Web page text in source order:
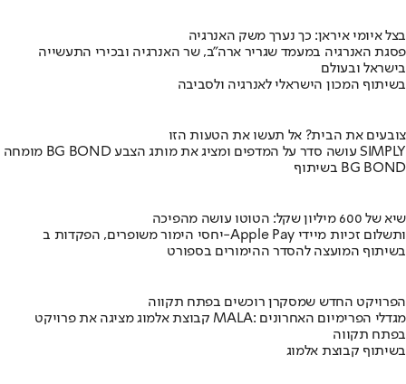
בצל איומי איראן: כך נערך משק האנרגיה
פסגת האנרגיה במעמד שגריר ארה"ב, שר האנרגיה ובכירי התעשייה
בישראל ובעולם
בשיתוף המכון הישראלי לאנרגיה ולסביבה
צובעים את הבית? אל תעשו את הטעות הזו
מומחה BG BOND עושה סדר על המדפים ומציג את מותג הצבע SIMPLY
בשיתוף BG BOND
שיא של 600 מיליון שקל: הטוטו עושה מהפיכה
יחסי הימור משופרים, הפקדות ב-Apple Pay ותשלום זכיות מיידי
בשיתוף המועצה להסדר ההימורים בספורט
הפרויקט החדש שמסקרן רוכשים בפתח תקווה
קבוצת אלמוג מציגה את פרויקט MALA: מגדלי הפרימיום האחרונים
בפתח תקווה
בשיתוף קבוצת אלמוג